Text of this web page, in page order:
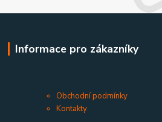
Informace pro zákazníky
Obchodní podmínky
Kontakty